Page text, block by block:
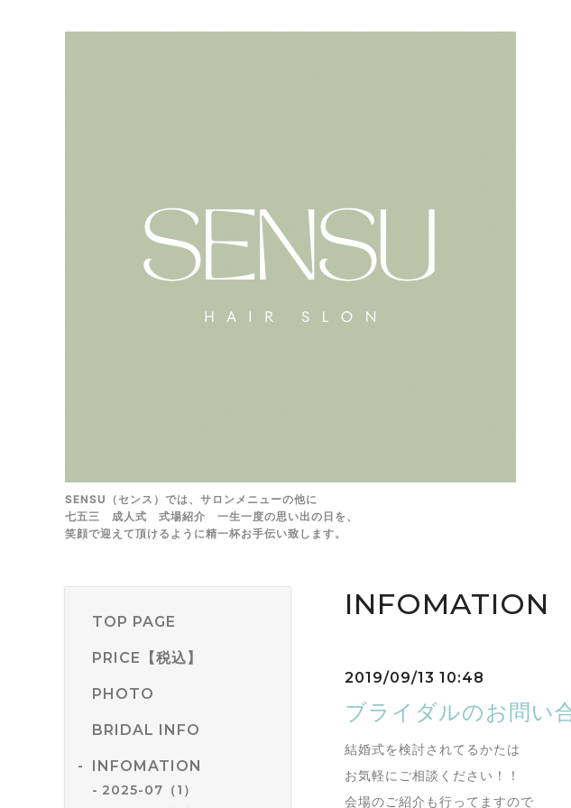
SENSU（センス）では、サロンメニューの他に
七五三 成人式 式場紹介 一生一度の思い出の日を、
笑顔で迎えて頂けるように精一杯お手伝い致します。
TOP PAGE
PRICE【税込】
PHOTO
BRIDAL INFO
INFOMATION
2025-07（1）
INFOMATION
2019/09/13 10:48
ブライダルのお問い
結婚式を検討されてるかたは
お気軽にご相談ください！！
会場のご紹介も行ってますので